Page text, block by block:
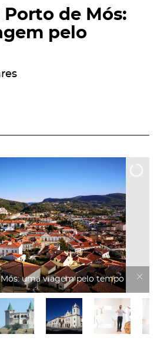
Porto de Mós:
pelo